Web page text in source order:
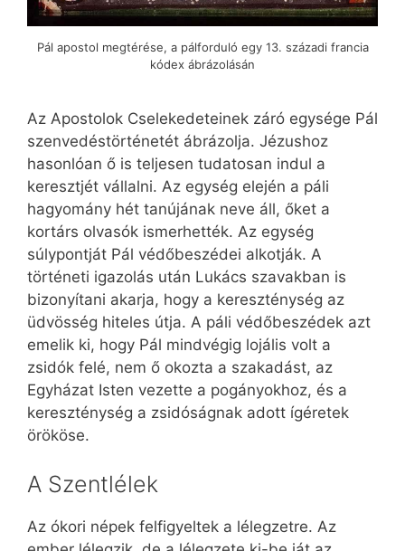
Pál apostol megtérése, a pálforduló egy 13. századi francia
kódex ábrázolásán
Az Apostolok Cselekedeteinek záró egysége Pál
szenvedéstörténetét ábrázolja. Jézushoz
hasonlóan ő is teljesen tudatosan indul a
keresztjét vállalni. Az egység elején a páli
hagyomány hét tanújának neve áll, őket a
kortárs olvasók ismerhették. Az egység
súlypontját Pál védőbeszédei alkotják. A
történeti igazolás után Lukács szavakban is
bizonyítani akarja, hogy a kereszténység az
üdvösség hiteles útja. A páli védőbeszédek azt
emelik ki, hogy Pál mindvégig lojális volt a
zsidók felé, nem ő okozta a szakadást, az
Egyházat Isten vezette a pogányokhoz, és a
kereszténység a zsidóságnak adott ígéretek
örököse.
A Szentlélek
Az ókori népek felfigyeltek a lélegzetre. Az